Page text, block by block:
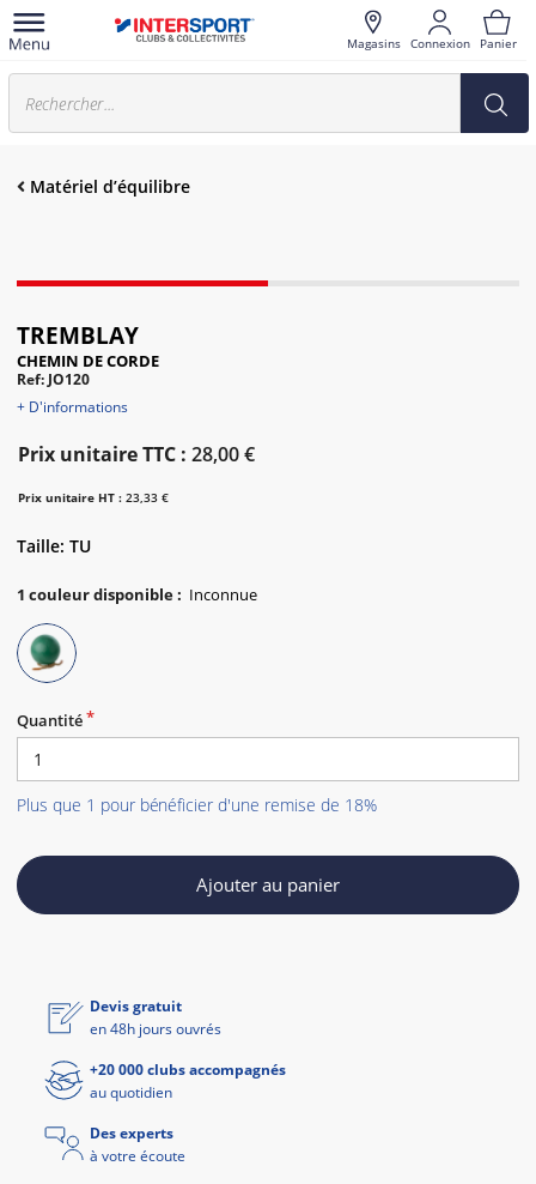
Magasins Connexion Panier
Matériel d’équilibre
TREMBLAY
CHEMIN DE CORDE
Ref: JO120
+ D'informations
Prix unitaire TTC : 28,00 €
Prix unitaire HT : 23,33 €
Taille: TU
1 couleur disponible:
Quantité
Plus que 1 pour bénéficier d'une remise de 18%
Ajouter au panier
Devis gratuit
en 48h jours ouvrés
+20 000 clubs accompagnés
au quotidien
Des experts
à votre écoute